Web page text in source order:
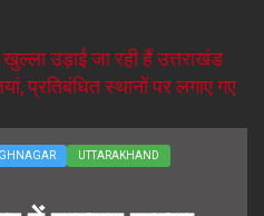
UTTARAKHAND